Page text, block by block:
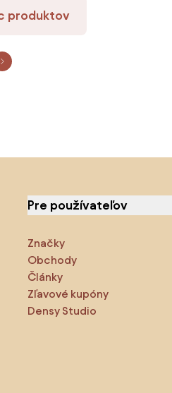
produktov
Pre používateľov
Značky
Obchody
Články
Zľavové kupóny
Densy Studio